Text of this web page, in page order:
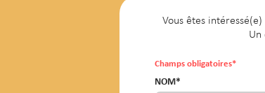
Vous êtes
Un
Champs obligatoires*
NOM*